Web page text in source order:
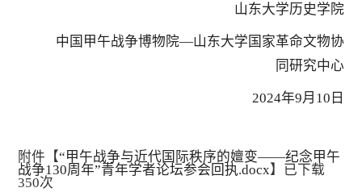
山东大学历史学院
中国甲午战争博物院—山东大学国家革命文物协
同研究中心
2024年9月10日
附件【“甲午战争与近代国际秩序的嬗变——纪念甲午
战争130周年”青年学者论坛参会回执.docx】已下载
350次